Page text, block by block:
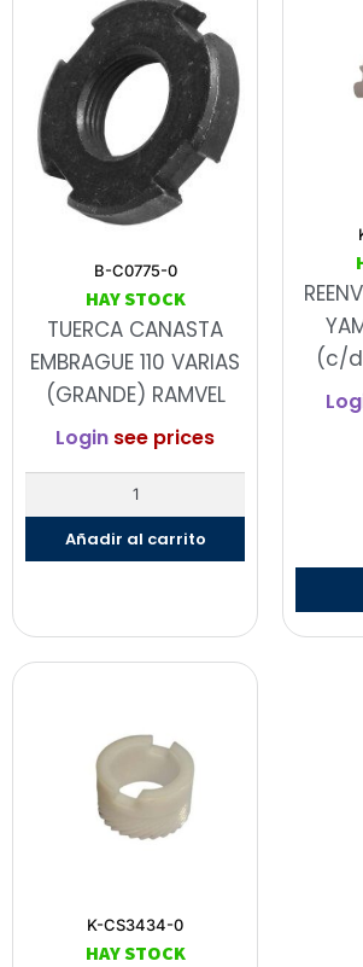
B-C0775-0
HAY STOCK
TUERCA CANASTA
EMBRAGUE 110 VARIAS
(GRANDE) RAMVEL
Login see prices
Añadir al carrito
(c/
K-CS3434-0
HAY STOCK